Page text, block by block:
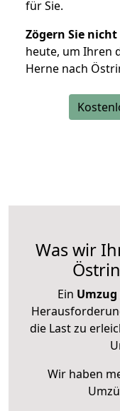
für Sie.
Zögern Sie nicht
heute, um Ihren
Herne nach
Was wir
Ein Umzug
die Last zu
Wir haben